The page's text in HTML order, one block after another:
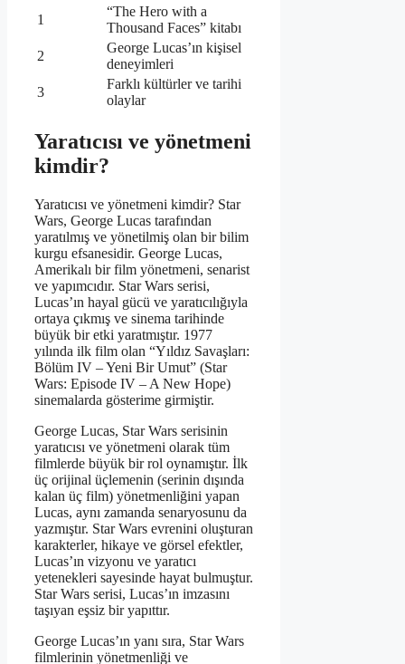
1
“The Hero with a
Thousand Faces” kitabı
2
George Lucas’ın kişisel
deneyimleri
3
Farklı kültürler ve tarihi
olaylar
Yaratıcısı ve yönetmeni
kimdir?
Yaratıcısı ve yönetmeni kimdir? Star
Wars, George Lucas tarafından
yaratılmış ve yönetilmiş olan bir bilim
kurgu efsanesidir. George Lucas,
Amerikalı bir film yönetmeni, senarist
ve yapımcıdır. Star Wars serisi,
Lucas’ın hayal gücü ve yaratıcılığıyla
ortaya çıkmış ve sinema tarihinde
büyük bir etki yaratmıştır. 1977
yılında ilk film olan “Yıldız Savaşları:
Bölüm IV – Yeni Bir Umut” (Star
Wars: Episode IV – A New Hope)
sinemalarda gösterime girmiştir.
George Lucas, Star Wars serisinin
yaratıcısı ve yönetmeni olarak tüm
filmlerde büyük bir rol oynamıştır. İlk
üç orijinal üçlemenin (serinin dışında
kalan üç film) yönetmenliğini yapan
Lucas, aynı zamanda senaryosunu da
yazmıştır. Star Wars evrenini oluşturan
karakterler, hikaye ve görsel efektler,
Lucas’ın vizyonu ve yaratıcı
yetenekleri sayesinde hayat bulmuştur.
Star Wars serisi, Lucas’ın imzasını
taşıyan eşsiz bir yapıttır.
George Lucas’ın yanı sıra, Star Wars
filmlerinin yönetmenliği ve